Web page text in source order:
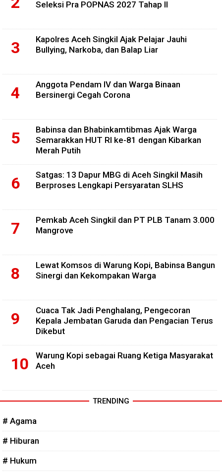
Seleksi Pra POPNAS 2027 Tahap II
Kapolres Aceh Singkil Ajak Pelajar Jauhi
Bullying, Narkoba, dan Balap Liar
Anggota Pendam IV dan Warga Binaan
Bersinergi Cegah Corona
Babinsa dan Bhabinkamtibmas Ajak Warga
Semarakkan HUT RI ke-81 dengan Kibarkan
Merah Putih
Satgas: 13 Dapur MBG di Aceh Singkil Masih
Berproses Lengkapi Persyaratan SLHS
Pemkab Aceh Singkil dan PT PLB Tanam 3.000
Mangrove
Lewat Komsos di Warung Kopi, Babinsa Bangun
Sinergi dan Kekompakan Warga
Cuaca Tak Jadi Penghalang, Pengecoran
Kepala Jembatan Garuda dan Pengacian Terus
Dikebut
Warung Kopi sebagai Ruang Ketiga Masyarakat
Aceh
TRENDING
# Agama
# Hiburan
# Hukum